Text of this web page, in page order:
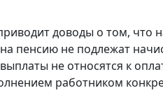
доводы о том,
пенсию не подлежат
не относятся к
работником